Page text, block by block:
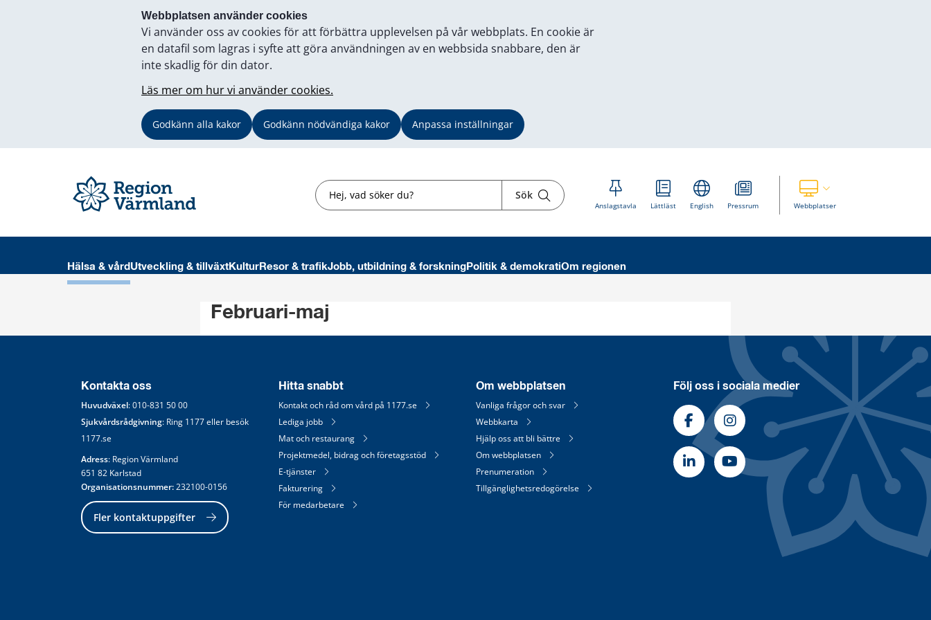
Webbplatsen använder cookies
Vi använder oss av cookies för att förbättra upplevelsen på vår webbplats. En cookie är
en datafil som lagras i syfte att göra användningen av en webbsida snabbare, den är
inte skadlig för din dator.
Läs mer om hur vi använder cookies.
Godkänn alla kakor Godkänn nödvändiga kakor Anpassa inställningar
Sök Sök
Anslagstavla Lättläst English Pressrum WebbplatserVisa våra andra webbplatser
Hälsa & vård Utveckling & tillväxtKulturResor & trafikJobb, utbildning & forskningPolitik & demokratiOm regionen
Februari-maj
Kontakta oss
Huvudväxel: 010-831 50 00
Sjukvårdsrådgivning: Ring 1177 eller besök
1177.se
Adress: Region Värmland
651 82 Karlstad
Organisationsnummer: 232100-0156
Fler kontaktuppgifter
Hitta snabbt
Kontakt och råd om vård på 1177.se
Lediga jobb
Mat och restaurang
Projektmedel, bidrag och företagsstöd
E-tjänster
Fakturering
För medarbetare
Om webbplatsen
Vanliga frågor och svar
Webbkarta
Hjälp oss att bli bättre
Om webbplatsen
Prenumeration
Tillgänglighetsredogörelse
Följ oss i sociala medier